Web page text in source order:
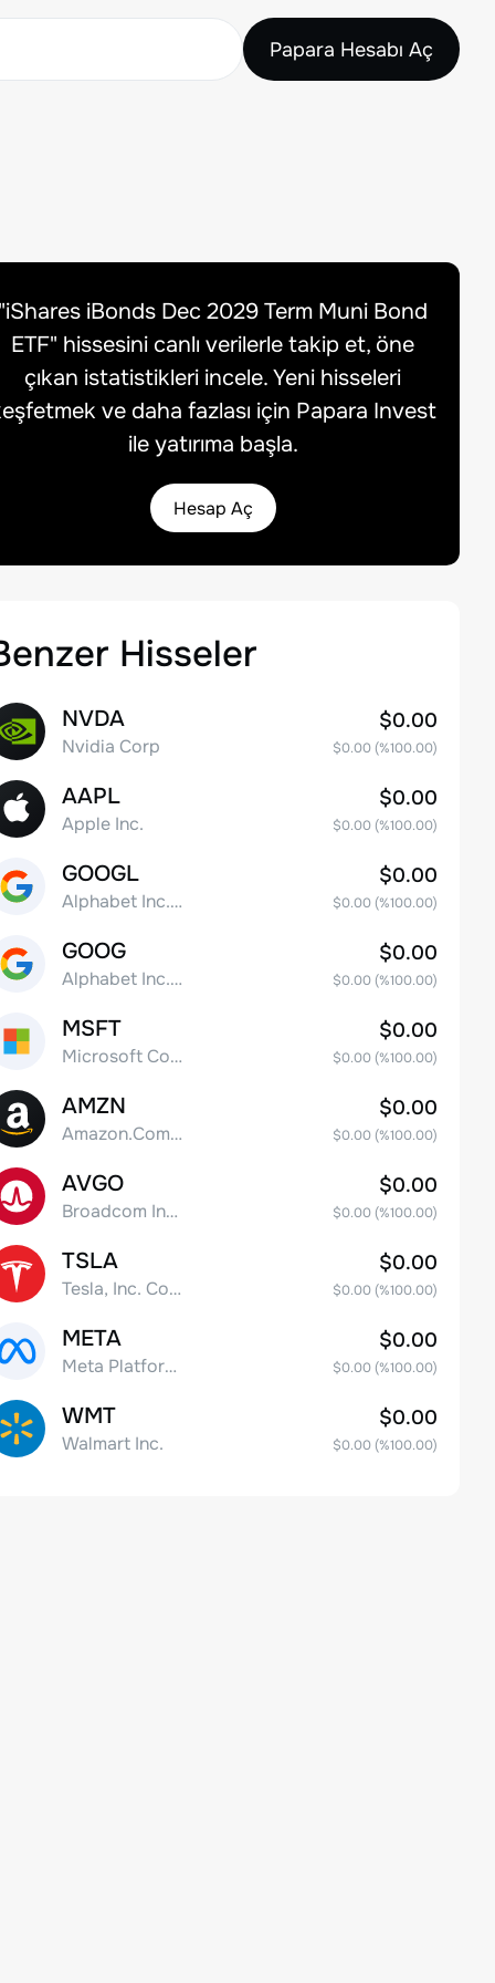
Papara Hesabı Aç
"iShares iBonds Dec 2029 Term Muni Bond
ETF" hissesini canlı verilerle takip et, öne
çıkan istatistikleri incele. Yeni hisseleri
ve daha fazlası için Papara Invest
ile yatırıma başla.
Hesap Aç
Hisseler
NVDA
Nvidia Corp
$0.00
$0.00(%100.00)
AAPL
Apple Inc.
$0.00
$0.00(%100.00)
GOOGL
Alphabet Inc. Class A Common Stock
$0.00
$0.00(%100.00)
GOOG
Alphabet Inc. Class C Capital Stock
$0.00
$0.00(%100.00)
MSFT
Microsoft Corp
$0.00
$0.00(%100.00)
AMZN
Amazon.Com Inc
$0.00
$0.00(%100.00)
AVGO
Broadcom Inc. Common Stock
$0.00
$0.00(%100.00)
TSLA
Tesla, Inc. Common Stock
$0.00
$0.00(%100.00)
META
Meta Platforms, Inc. Class A Common Stock
$0.00
$0.00(%100.00)
WMT
Walmart Inc.
$0.00
$0.00(%100.00)